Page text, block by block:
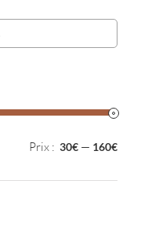
Prix : 30€ — 160€